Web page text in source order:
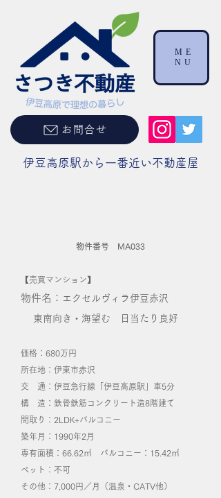
伊豆高原駅から一番近い不動産屋
お問合せ
ME
NU
物件番号 MA033
【売買マンション】
物件名： エクセルヴィラ伊豆赤沢
東南向き・海望む 日当たり良好
価格：680万円
所在地：伊東市赤沢
交 通：伊豆急行線「伊豆高原駅」車5分
構 造：鉄骨鉄筋コンクリート造8階建て
間取り：2LDK+バルコニー
築年月：1990年2月
専有面積：66.62㎡ バルコニー：15.42㎡
ペット：不可
その他：7,000円／月（温泉・CATV他）